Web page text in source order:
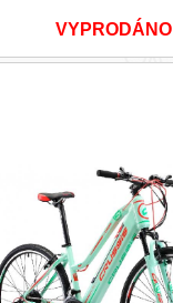
VYPRODÁNO